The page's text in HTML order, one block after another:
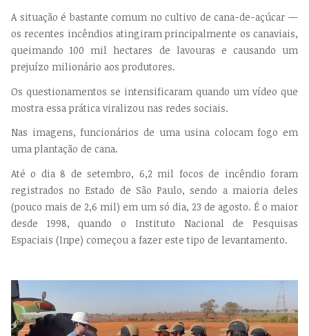
A situação é bastante comum no cultivo de cana-de-açúcar —
os recentes incêndios atingiram principalmente os canaviais,
queimando 100 mil hectares de lavouras e causando um
prejuízo milionário aos produtores.
Os questionamentos se intensificaram quando um vídeo que
mostra essa prática viralizou nas redes sociais.
Nas imagens, funcionários de uma usina colocam fogo em
uma plantação de cana.
Até o dia 8 de setembro, 6,2 mil focos de incêndio foram
registrados no Estado de São Paulo, sendo a maioria deles
(pouco mais de 2,6 mil) em um só dia, 23 de agosto. É o maior
desde 1998, quando o Instituto Nacional de Pesquisas
Espaciais (Inpe) começou a fazer este tipo de levantamento.